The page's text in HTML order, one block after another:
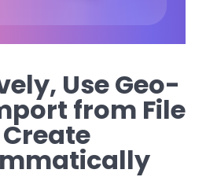
Use Geo-
from File